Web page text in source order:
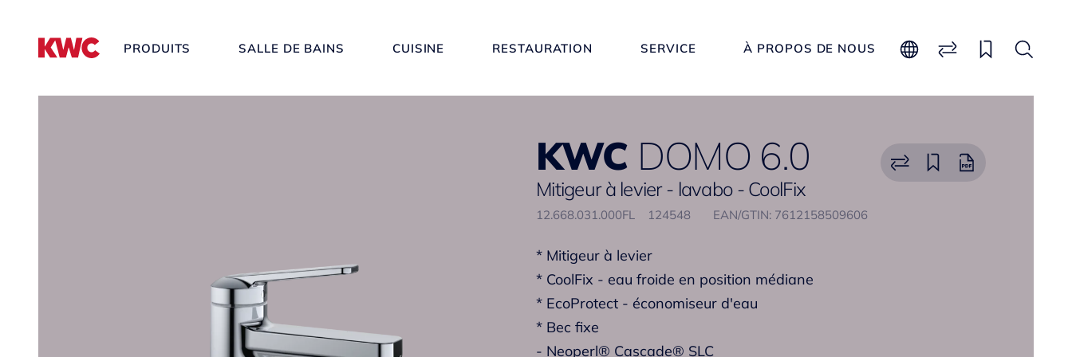
PRODUITS SALLE DE BAINS CUISINE RESTAURATION SERVICE À PROPOS DE NOUS
KWC DOMO 6.0
Mitigeur à levier - lavabo - CoolFix
12.668.031.000FL 124548 EAN/GTIN: 7612158509606
* Mitigeur à levier
* CoolFix - eau froide en position médiane
* EcoProtect - économiseur d'eau
* Bec fixe
- Neoperl® Cascade® SLC